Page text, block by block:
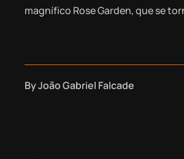
magnífico Rose Garden, que se
ByJoão Gabriel Falcade